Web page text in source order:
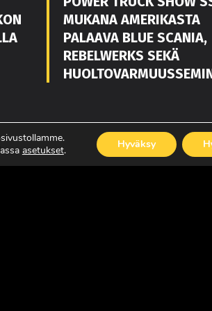
MUKANA AMERIKASTA
PALAAVA BLUE SCANIA,
REBELWERKS SEKÄ
LUE LISÄÄ
asetukset. Hyväksy